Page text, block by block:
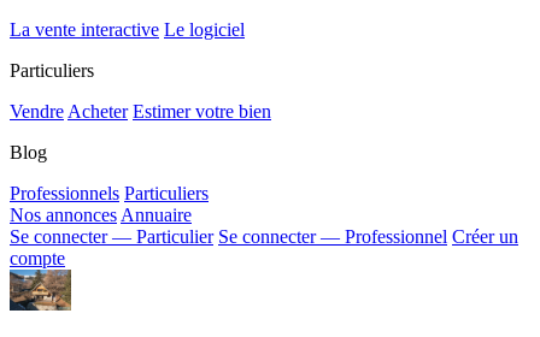
La vente interactive Le logiciel
Particuliers
Vendre Acheter Estimer votre bien
Blog
Professionnels Particuliers
Nos annonces Annuaire
Se connecter — Particulier Se connecter — Professionnel Créer un
compte